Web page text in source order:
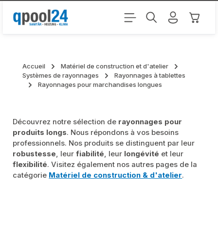
Passer au contenu principal Le
Accueil
Matériel de construction et d'atelier
Systèmes de rayonnages
Rayonnages à tablettes
Rayonnages pour marchandises longues
Découvrez notre sélection de rayonnages pour
produits longs. Nous répondons à vos besoins
professionnels. Nos produits se distinguent par leur
robustesse, leurfiabilité, leur longévité et leur
flexibilité. Visitez également nos autres pages de la
catégorie Matériel de construction & d'atelier.